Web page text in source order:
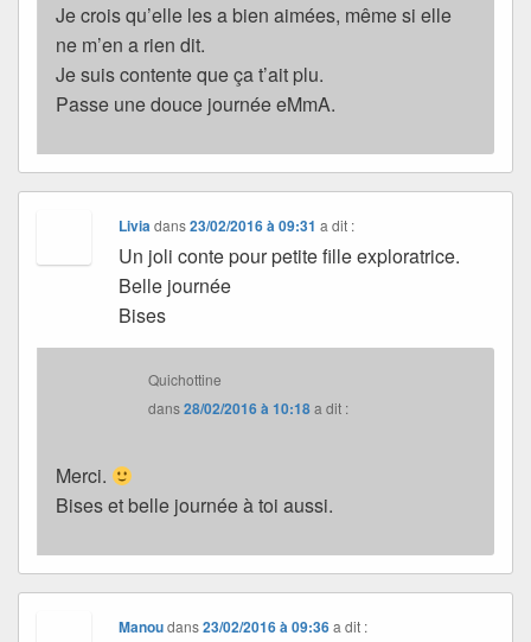
Je crois qu’elle les a bien aimées, même si elle
ne m’en a rien dit.
Je suis contente que ça t’ait plu.
Passe une douce journée eMmA.
Liviadans23/02/2016 à 09:31 a dit :
Un joli conte pour petite fille exploratrice.
Belle journée
Bises
Quichottine
dans28/02/2016 à 10:18a dit :
Merci.
Bises et belle journée à toi aussi.
Manoudans23/02/2016 à 09:36 a dit :